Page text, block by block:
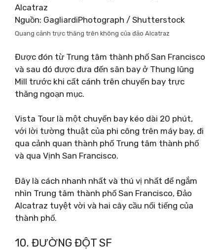
Nguồn: GagliardiPhotograph / Shutterstock
Quang cảnh trực thăng trên không của đảo Alcatraz
Được đón từ Trung tâm thành phố San Francisco
và sau đó được đưa đến sân bay ở Thung lũng
Mill trước khi cất cánh trên chuyến bay trực
thăng ngoạn mục.
Vista Tour là một chuyến bay kéo dài 20 phút,
với lời tường thuật của phi công trên máy bay, đi
qua cảnh quan thành phố Trung tâm thành phố
và qua Vịnh San Francisco.
Đây là cách nhanh nhất và thú vị nhất để ngắm
nhìn Trung tâm thành phố San Francisco, Đảo
Alcatraz tuyệt vời và hai cây cầu nổi tiếng của
thành phố.
10. ĐƯỜNG ĐỘT SF